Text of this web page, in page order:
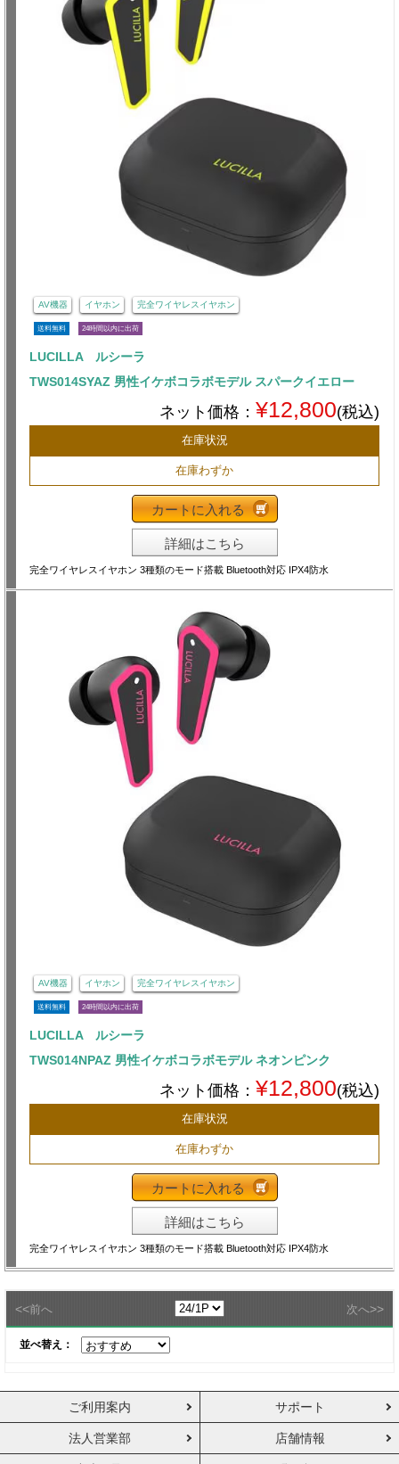
AV機器 イヤホン 完全ワイヤレスイヤホン
送料無料 24時間以内に出荷
LUCILLA ルシーラ
TWS014SYAZ 男性イケボコラボモデル スパークイエロー
ネット価格： ¥12,800(税込)
在庫状況
在庫わずか
カートに入れる
詳細はこちら
完全ワイヤレスイヤホン 3種類のモード搭載 Bluetooth対応 IPX4防水
AV機器 イヤホン 完全ワイヤレスイヤホン
送料無料 24時間以内に出荷
LUCILLA ルシーラ
TWS014NPAZ 男性イケボコラボモデル ネオンピンク
ネット価格： ¥12,800(税込)
在庫状況
在庫わずか
カートに入れる
詳細はこちら
完全ワイヤレスイヤホン 3種類のモード搭載 Bluetooth対応 IPX4防水
<<前へ 次へ>>
並べ替え：
ご利用案内 サポート
法人営業部 店舗情報